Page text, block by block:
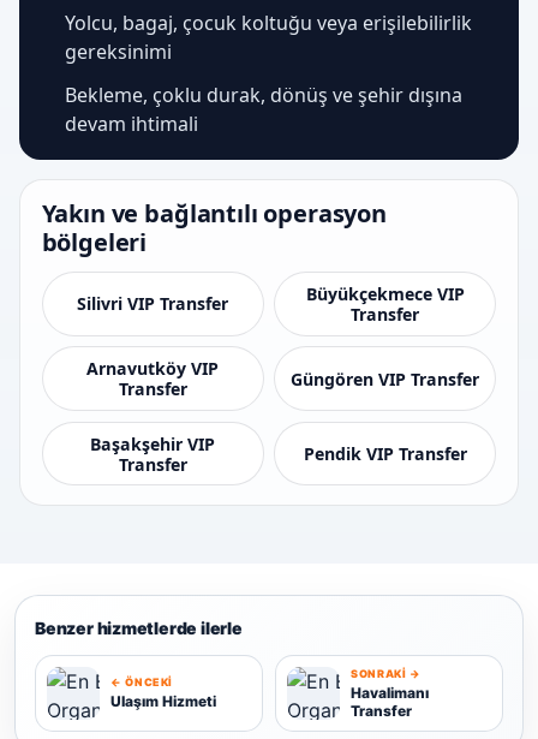
Yolcu, bagaj, çocuk koltuğu veya erişilebilirlik
gereksinimi
Bekleme, çoklu durak, dönüş ve şehir dışına
devam ihtimali
Yakın ve bağlantılı operasyon
bölgeleri
Silivri VIP Transfer
Büyükçekmece VIP
Transfer
Arnavutköy VIP
Transfer
Güngören VIP Transfer
Başakşehir VIP
Transfer
Pendik VIP Transfer
Benzer hizmetlerde ilerle
U
← ÖNCEKI
Ulaşım Hizmeti
H
SONRAKI →
Havalimanı
Transfer